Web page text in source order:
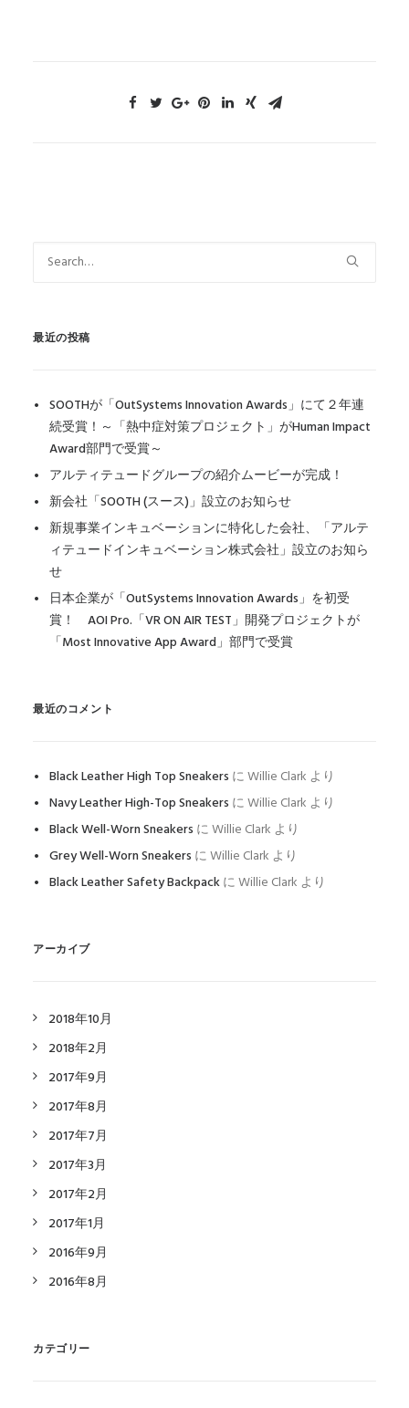
最近の投稿
SOOTHが「OutSystems Innovation Awards」にて２年連
続受賞！～「熱中症対策プロジェクト」がHuman Impact
Award部門で受賞～
アルティテュードグループの紹介ムービーが完成！
新会社「SOOTH (スース)」設立のお知らせ
新規事業インキュベーションに特化した会社、「アルテ
ィテュードインキュベーション株式会社」設立のお知ら
せ
日本企業が「OutSystems Innovation Awards」を初受
賞！ AOI Pro.「VR ON AIR TEST」開発プロジェクトが
「Most Innovative App Award」部門で受賞
最近のコメント
Black Leather High Top Sneakers にWillie Clark より
Navy Leather High-Top Sneakers にWillie Clark より
Black Well-Worn Sneakers にWillie Clark より
Grey Well-Worn Sneakers にWillie Clark より
Black Leather Safety BackpackにWillie Clark より
アーカイブ
2018年10月
2018年2月
2017年9月
2017年8月
2017年7月
2017年3月
2017年2月
2017年1月
2016年9月
2016年8月
カテゴリー